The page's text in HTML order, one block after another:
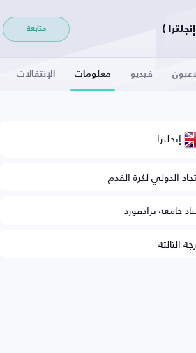
متابعة
فيديو معلومات الإنتقالات
إنجلترا
الدولي لكرة القدم
جامعة برادفورد
الثالثة